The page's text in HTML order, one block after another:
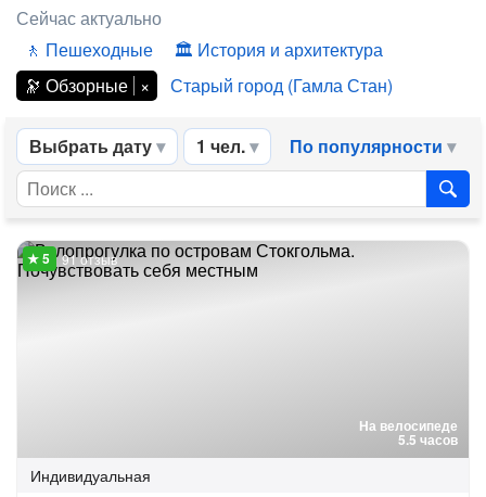
Сейчас актуально
Пешеходные
История и архитектура
Обзорные
Старый город (Гамла Стан)
Выбрать дату 1 чел. По популярности
На велосипеде
5.5 часов
91 отзыв
Индивидуальная